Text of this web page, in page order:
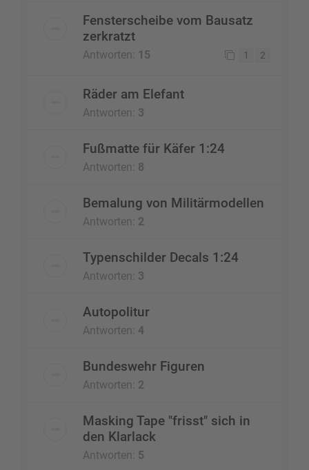
Fensterscheibe vom Bausatz
zerkratzt
Antworten: 15 1 2
Räder am Elefant
Antworten: 3
Fußmatte für Käfer 1:24
Antworten: 8
Bemalung von Militärmodellen
Antworten: 2
Typenschilder Decals 1:24
Antworten: 3
Autopolitur
Antworten: 4
Bundeswehr Figuren
Antworten: 2
Masking Tape "frisst" sich in
den Klarlack
Antworten: 5